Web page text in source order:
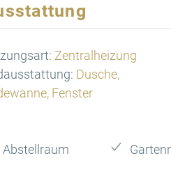
Zentralheizung
Dusche,
Fenster
Abstellraum